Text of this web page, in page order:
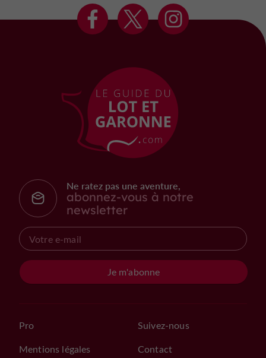
Ne ratez pas une aventure,
abonnez-vous à notre
newsletter
Je m'abonne
Pro
Mentions légales
Suivez-nous
Contact